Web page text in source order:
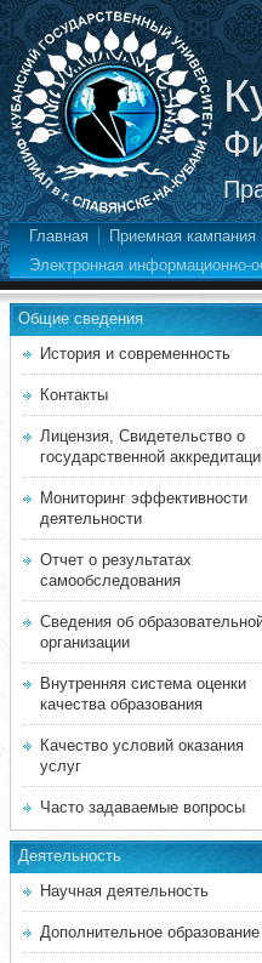
Главная Приемная кампания
Электронная информационно-
Общие сведения
История и современность
Контакты
Лицензия, Свидетельство о
государственной
Мониторинг эффективности
деятельности
Отчет о результатах
самообследования
Сведения об
организации
Внутренняя система оценки
качества образования
Качество условий оказания
услуг
Часто задаваемые вопросы
Деятельность
Научная деятельность
Дополнительное образование